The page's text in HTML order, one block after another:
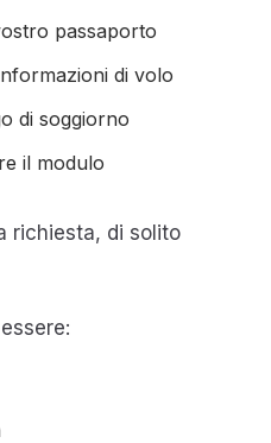
passaporto
di volo
di soggiorno
il modulo
richiesta, di solito